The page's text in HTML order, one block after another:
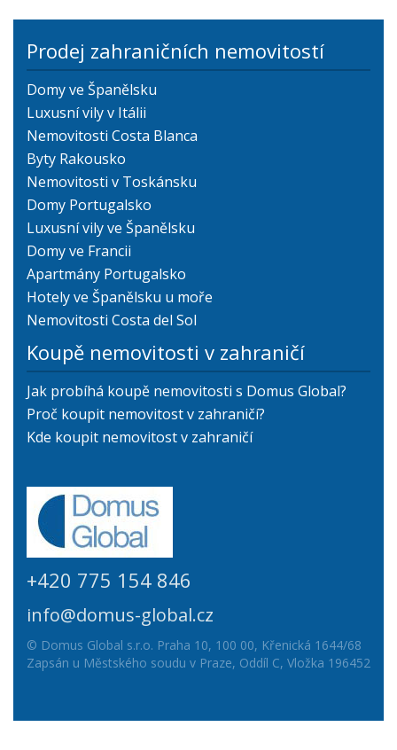
Prodej zahraničních nemovitostí
Domy ve Španělsku
Luxusní vily v Itálii
Nemovitosti Costa Blanca
Byty Rakousko
Nemovitosti v Toskánsku
Domy Portugalsko
Luxusní vily ve Španělsku
Domy ve Francii
Apartmány Portugalsko
Hotely ve Španělsku u moře
Nemovitosti Costa del Sol
Koupě nemovitosti v zahraničí
Jak probíhá koupě nemovitosti s Domus Global?
Proč koupit nemovitost v zahraničí?
Kde koupit nemovitost v zahraničí
+420 775 154 846
info@domus-global.cz
© Domus Global s.r.o. Praha 10, 100 00, Křenická 1644/68
Zapsán u Městského soudu v Praze, Oddíl C, Vložka 196452